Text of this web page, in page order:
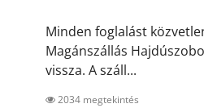
Minden foglalást
Magánszállás
vissza. A száll...
2034 megtekintés